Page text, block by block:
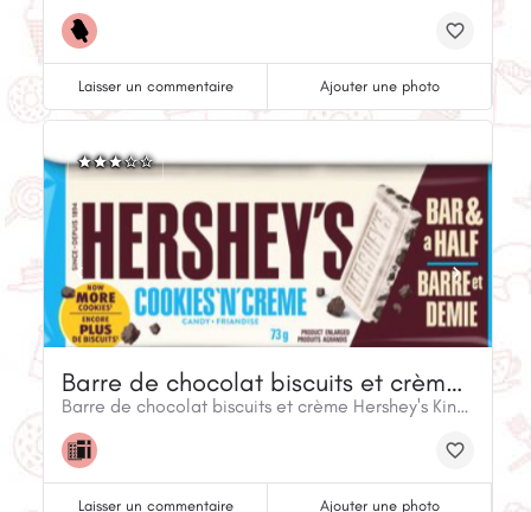
Laisser un commentaire Ajouter une photo
Barre de chocolat biscuits et crème Hershey's King Size (43 g)
Barre de chocolat biscuits et crème Hershey's King Size (43 g)
Laisser un commentaire Ajouter une photo